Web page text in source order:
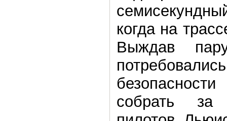
когда на
Выждав
собрать за